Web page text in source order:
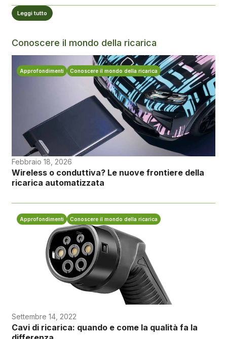
Leggi tutto
Conoscere il mondo della ricarica
Approfondimenti Conoscere il mondo della ricarica
Febbraio 18, 2026
Wireless o conduttiva? Le nuove frontiere della
ricarica automatizzata
Approfondimenti Conoscere il mondo della ricarica
Settembre 14, 2022
Cavi di ricarica: quando e come la qualità fa la